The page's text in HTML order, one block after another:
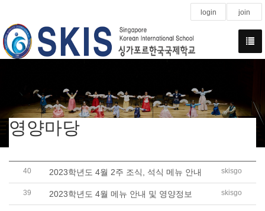
login join
영양마당
40 2023학년도 4월 2주 조식, 석식 메뉴 안내 skisgo
39 2023학년도 4월 메뉴 안내 및 영양정보 skisgo